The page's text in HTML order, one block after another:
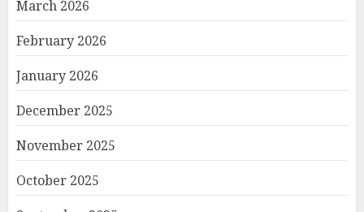
March 2026
February 2026
January 2026
December 2025
November 2025
October 2025